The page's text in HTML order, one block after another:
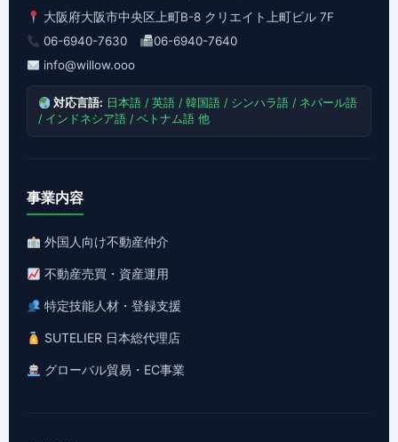
大阪府大阪市中央区上町B-8 クリエイト上町ビル 7F
06-6940-7630
06-6940-7640
info@willow.ooo
対応言語: 日本語 / 英語 / 韓国語 / シンハラ語 / ネパール語
/ インドネシア語 / ベトナム語 他
事業内容
外国人向け不動産仲介
不動産売買・資産運用
特定技能人材・登録支援
SUTELIER 日本総代理店
グローバル貿易・EC事業